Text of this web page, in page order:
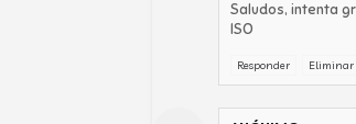
Saludos, intenta
ISO
Responder Eliminar